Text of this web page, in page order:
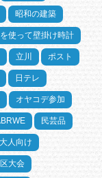
昭和の建築
使って壁掛け時計
立川 ポスト
日テレ
オヤコデ参加
民芸品
大人向け
大会